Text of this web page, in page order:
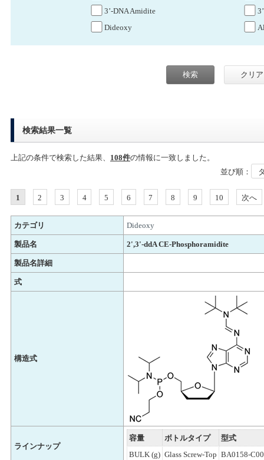
3’-DNA Amidite
Dideoxy
検索結果一覧
上記の条件で検索した結果、 108件の情報に一致しました。
並び順：
1 2 3 4 5 6 7 8 9 10 次へ
カテゴリ Dideoxy
製品名 2',3'-ddA CE-Phosphoramidite
製品名詳細
式
構造式
ラインナップ
容量 ボトルタイプ
型式
BULK (g) Glass Screw-Top BA0158-